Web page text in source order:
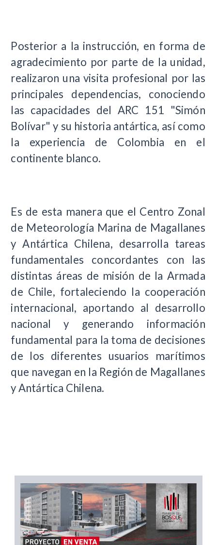
Posterior a la instrucción, en forma de
agradecimiento por parte de la unidad,
realizaron una visita profesional por las
principales dependencias, conociendo
las capacidades del ARC 151 "Simón
Bolívar" y su historia antártica, así como
la experiencia de Colombia en el
continente blanco.
Es de esta manera que el Centro Zonal
de Meteorología Marina de Magallanes
y Antártica Chilena, desarrolla tareas
fundamentales concordantes con las
distintas áreas de misión de la Armada
de Chile, fortaleciendo la cooperación
internacional, aportando al desarrollo
nacional y generando información
fundamental para la toma de decisiones
de los diferentes usuarios marítimos
que navegan en la Región de Magallanes
y Antártica Chilena.